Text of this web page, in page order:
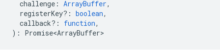
challenge : ArrayBuffer,
registerKey? : boolean,
callback? : function,
) : Promise<ArrayBuffer>